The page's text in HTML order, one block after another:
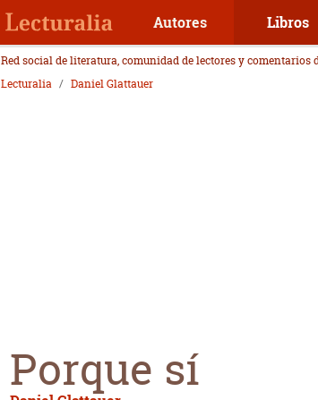
Autores Libros
Red social de literatura, comunidad de lectores y comentarios
Lecturalia
Daniel Glattauer
Porque sí